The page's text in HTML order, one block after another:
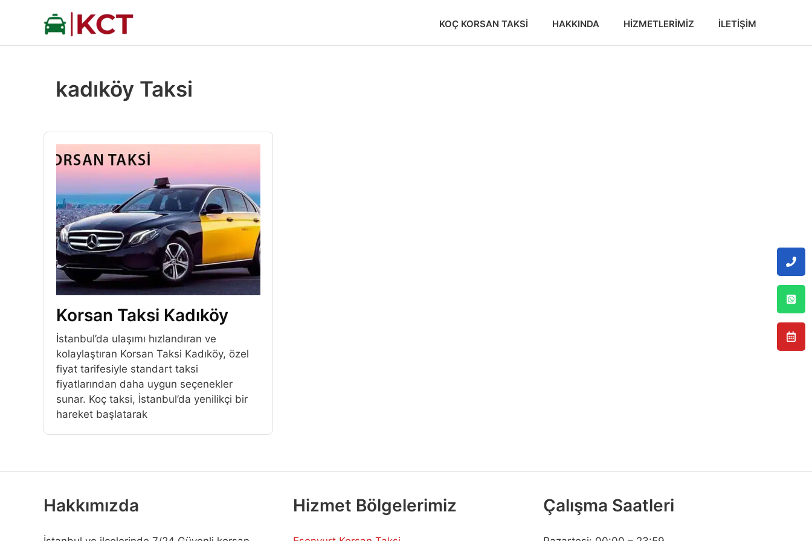
KOÇ KORSAN TAKSI HAKKINDA HIZMETLERIMIZ İLETIŞIM
kadıköy Taksi
Korsan Taksi Kadıköy
İstanbul’da ulaşımı hızlandıran ve
kolaylaştıran Korsan Taksi Kadıköy, özel
fiyat tarifesiyle standart taksi
fiyatlarından daha uygun seçenekler
sunar. Koç taksi, İstanbul’da yenilikçi bir
hareket başlatarak
Hakkımızda Hizmet Bölgelerimiz Çalışma Saatleri